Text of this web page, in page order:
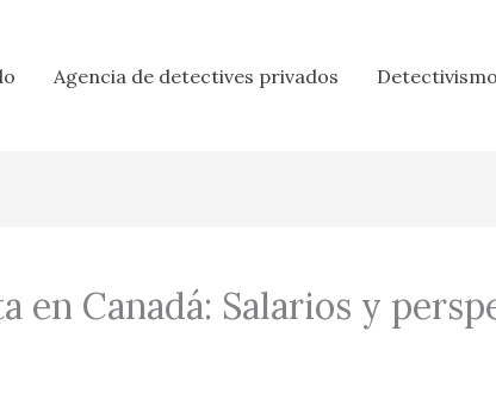
Agencia de detectives privados
Canadá: Salarios y